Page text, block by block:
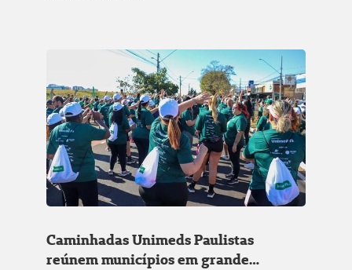
Caminhadas Unimeds Paulistas
reúnem municípios em grande